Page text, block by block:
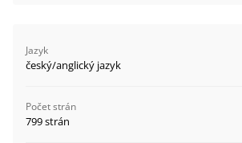
Jazyk
český/anglický jazyk
Počet strán
799 strán